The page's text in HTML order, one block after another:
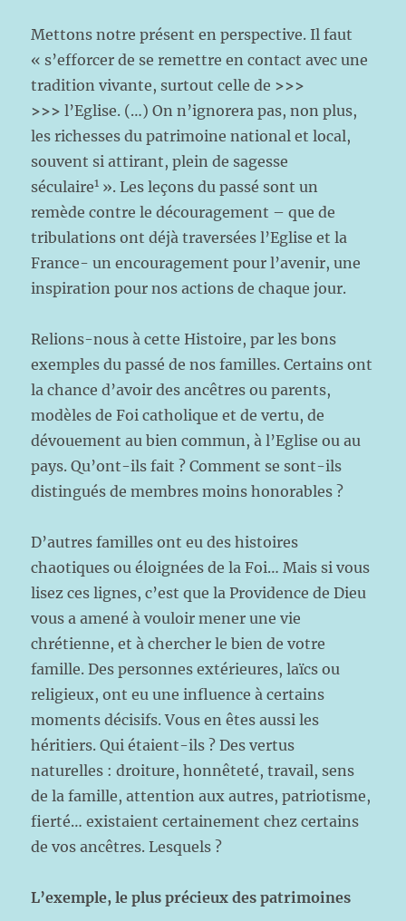
Mettons notre présent en perspective. Il faut
« s’efforcer de se remettre en contact avec une
tradition vivante, surtout celle de >>>
>>>l’Eglise. (…) On n’ignorera pas, non plus,
les richesses du patrimoine national et local,
souvent si attirant, plein de sagesse
séculaire1 ». Les leçons du passé sont un
remède contre le découragement – que de
tribulations ont déjà traversées l’Eglise et la
France- un encouragement pour l’avenir, une
inspiration pour nos actions de chaque jour.
Relions-nous à cette Histoire, par les bons
exemples du passé de nos familles. Certains ont
la chance d’avoir des ancêtres ou parents,
modèles de Foi catholique et de vertu, de
dévouement au bien commun, à l’Eglise ou au
pays. Qu’ont-ils fait ? Comment se sont-ils
distingués de membres moins honorables ?
D’autres familles ont eu des histoires
chaotiques ou éloignées de la Foi… Mais si vous
lisez ces lignes, c’est que la Providence de Dieu
vous a amené à vouloir mener une vie
chrétienne, et à chercher le bien de votre
famille. Des personnes extérieures, laïcs ou
religieux, ont eu une influence à certains
moments décisifs. Vous en êtes aussi les
héritiers. Qui étaient-ils ? Des vertus
naturelles : droiture, honnêteté, travail, sens
de la famille, attention aux autres, patriotisme,
fierté… existaient certainement chez certains
de vos ancêtres. Lesquels ?
L’exemple, le plus précieux des patrimoines